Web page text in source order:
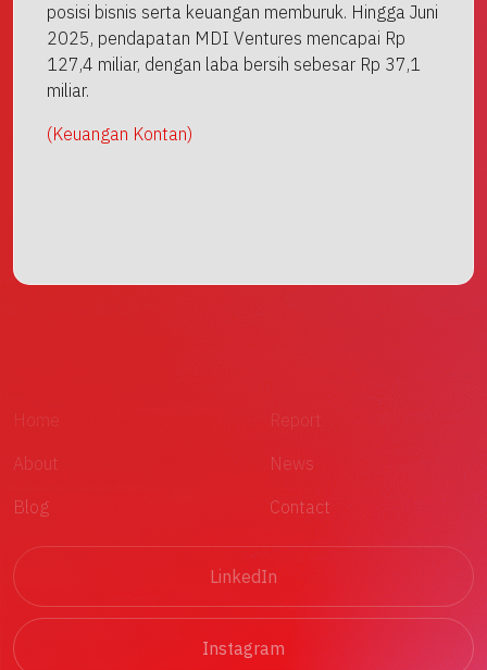
posisi bisnis serta keuangan memburuk. Hingga Juni
2025, pendapatan MDI Ventures mencapai Rp
127,4 miliar, dengan laba bersih sebesar Rp 37,1
miliar.
(Keuangan Kontan)
Home
About
Blog
Report
News
Contact
LinkedIn
Instagram